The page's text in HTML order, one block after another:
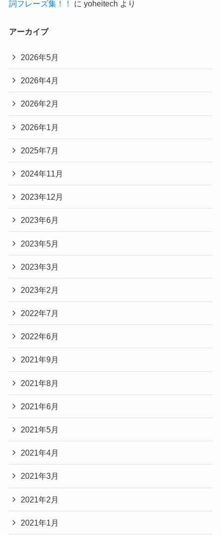
詞フレーズ集！！ に yoheitech より
アーカイブ
2026年5月
2026年4月
2026年2月
2026年1月
2025年7月
2024年11月
2023年12月
2023年6月
2023年5月
2023年3月
2023年2月
2022年7月
2022年6月
2021年9月
2021年8月
2021年6月
2021年5月
2021年4月
2021年3月
2021年2月
2021年1月